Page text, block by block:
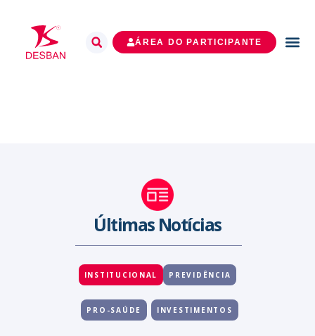
ÁREA DO PARTICIPANTE
Últimas Notícias
INSTITUCIONAL PREVIDÊNCIA
INVESTIMENTOS
PRO-SAÚDE